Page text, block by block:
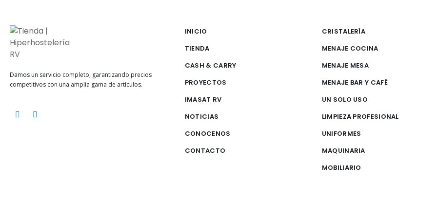
Damos un servicio completo, garantizando precios
competitivos con una amplia gama de artículos.
INICIO
TIENDA
CASH & CARRY
PROYECTOS
IMASAT RV
NOTICIAS
CONOCENOS
CONTACTO
CRISTALERÍA
MENAJE COCINA
MENAJE MESA
MENAJE BAR Y CAFÉ
UN SOLO USO
LIMPIEZA PROFESIONAL
UNIFORMES
MAQUINARIA
MOBILIARIO